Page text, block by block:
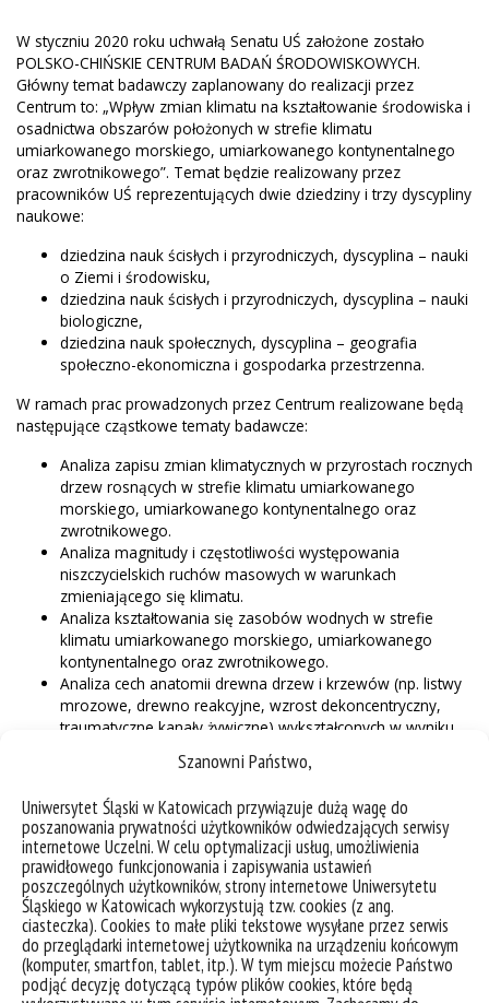
Szanowni Państwo,
Uniwersytet Śląski w Katowicach przywiązuje dużą wagę do
poszanowania prywatności użytkowników odwiedzających serwisy
internetowe Uczelni. W celu optymalizacji usług, umożliwienia
prawidłowego funkcjonowania i zapisywania ustawień
poszczególnych użytkowników, strony internetowe Uniwersytetu
Śląskiego w Katowicach wykorzystują tzw. cookies (z ang.
ciasteczka). Cookies to małe pliki tekstowe wysyłane przez serwis
do przeglądarki internetowej użytkownika na urządzeniu końcowym
(komputer, smartfon, tablet, itp.). W tym miejscu możecie Państwo
podjąć decyzję dotyczącą typów plików cookies, które będą
W styczniu 2020 roku uchwałą Senatu UŚ założone zostało
POLSKO-CHIŃSKIE CENTRUM BADAŃ ŚRODOWISKOWYCH.
Główny temat badawczy zaplanowany do realizacji przez
Centrum to: „Wpływ zmian klimatu na kształtowanie środowiska i
osadnictwa obszarów położonych w strefie klimatu
umiarkowanego morskiego, umiarkowanego kontynentalnego
oraz zwrotnikowego”. Temat będzie realizowany przez
pracowników UŚ reprezentujących dwie dziedziny i trzy dyscypliny
naukowe:
dziedzina nauk ścisłych i przyrodniczych, dyscyplina – nauki
o Ziemi i środowisku,
dziedzina nauk ścisłych i przyrodniczych, dyscyplina – nauki
biologiczne,
dziedzina nauk społecznych, dyscyplina – geografia
społeczno-ekonomiczna i gospodarka przestrzenna.
W ramach prac prowadzonych przez Centrum realizowane będą
następujące cząstkowe tematy badawcze:
Analiza zapisu zmian klimatycznych w przyrostach rocznych
drzew rosnących w strefie klimatu umiarkowanego
morskiego, umiarkowanego kontynentalnego oraz
zwrotnikowego.
Analiza magnitudy i częstotliwości występowania
niszczycielskich ruchów masowych w warunkach
zmieniającego się klimatu.
Analiza kształtowania się zasobów wodnych w strefie
klimatu umiarkowanego morskiego, umiarkowanego
kontynentalnego oraz zwrotnikowego.
Analiza cech anatomii drewna drzew i krzewów (np. listwy
mrozowe, drewno reakcyjne, wzrost dekoncentryczny,
traumatyczne kanały żywiczne) wykształconych w wyniku
występowania ekstremalnych procesów środowiskowych,
np. burz pyłowych, ekstremalnych mrozów, wiatrołomów,
Wpływ zmian klimatycznych na rozwój osadnictwa w
obszarach górskich, w strefie klimatu umiarkowanego
morskiego, umiarkowanego kontynentalnego oraz
zwrotnikowego.
Centrum nawiązuje obecnie formalną współpracę z kilkoma
instytucjami naukowymi z Chin:
− Institute of Geography and Ecology, Chinese Academy of
Sciences, Urumqi, Xinjiang,